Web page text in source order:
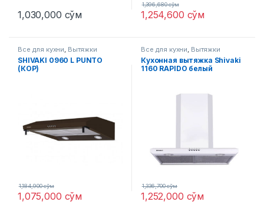
1,030,000 сўм 1,254,600 сўм
1,396,680сўм
Все для кухни, Вытяжки
SHIVAKI 0960 L PUNTO
(КОР)
1,075,000 сўм
1,184,900сўм
Все для кухни, Вытяжки
Кухонная вытяжка Shivaki
1160 RAPIDO белый
1,252,000 сўм
1,336,700сўм